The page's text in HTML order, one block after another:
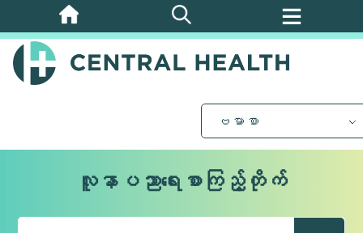
အဓိက
အကြောင်းအရာ
သို့
ဗမာစာ
လူနာပညာရေးစာကြည့်တိုက်